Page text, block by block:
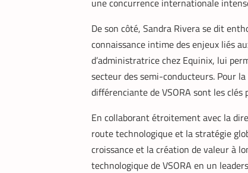
une concurrence internationale
De son côté, Sandra Rivera se dit
connaissance intime des enjeux liés
d’administratrice chez Equinix, lui
secteur des semi-conducteurs. Pour
différenciante de VSORA sont les clés
En collaborant étroitement avec la
route technologique et la stratégie
croissance et la création de valeur à
technologique de VSORA en un